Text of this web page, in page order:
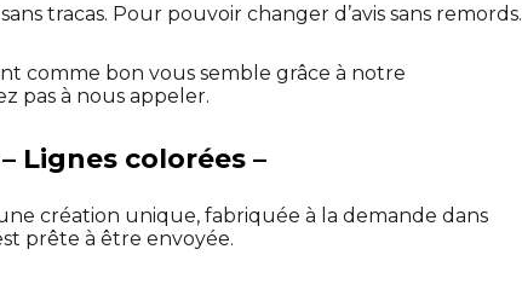
tracas. Pour pouvoir changer d’avis sans remords.
comme bon vous semble grâce à notre
pas à nous appeler.
Lignes colorées –
création unique, fabriquée à la demande dans
prête à être envoyée.